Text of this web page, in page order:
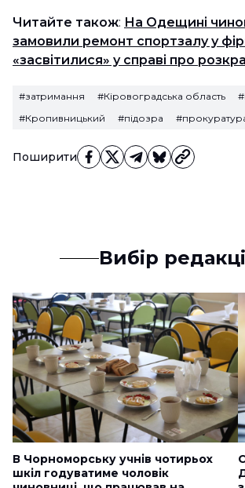
Поширити
Читайте також: На Одещині
замовили ремонт спортзалу у
«засвітилися» у справі про
#затримання #Кіровоградська область
#Кропивницький
#підозра
Вибір
В Чорноморську учнів чотирьох
шкіл годуватиме чоловік